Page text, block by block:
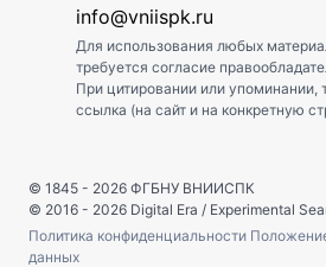
info@vniispk.ru
Для использования любых
требуется согласие
При цитировании или упоминании,
ссылка (на сайт и на конкретную
© 1845 - 2026 ФГБНУ ВНИИСПК
© 2016 - 2026 Digital Era / Experimental
Политика конфиденциальности
данных